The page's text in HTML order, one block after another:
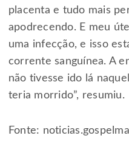
placenta e tudo mais
apodrecendo. E meu
uma infecção, e isso
corrente sanguínea. A
não tivesse ido lá
teria morrido”, resumiu.
Fonte: